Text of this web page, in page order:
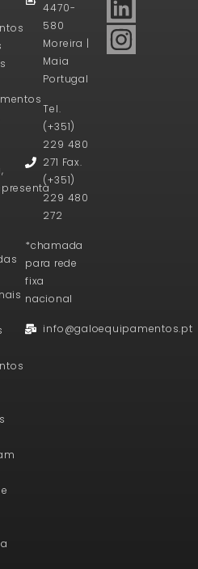
4470-
580
Moreira |
Maia
Portugal
Tel.
(+351)
229 480
271 Fax.
(+351)
229 480
272
*chamada
para rede
fixa
nacional
info@galoequipamentos.pt